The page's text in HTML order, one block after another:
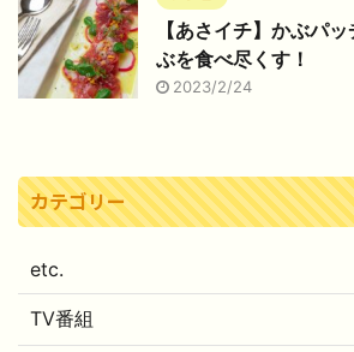
【あさイチ】かぶパ
ぶを食べ尽くす！
2023/2/24
カテゴリー
etc.
TV番組